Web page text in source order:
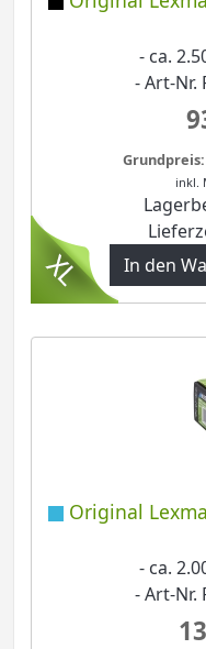
- ca.
- Art-Nr.
Grundpreis:
inkl.
Original
- ca.
- Art-Nr.